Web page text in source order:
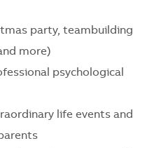
party, teambuilding
more)
psychological
life events and